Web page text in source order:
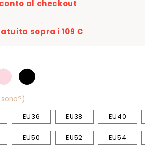
al checkout
sopra i 109 €
EU36 EU38 EU40
EU50 EU52 EU54